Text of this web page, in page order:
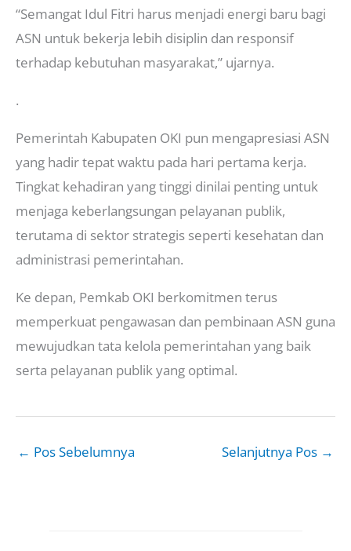
“Semangat Idul Fitri harus menjadi energi baru bagi
ASN untuk bekerja lebih disiplin dan responsif
terhadap kebutuhan masyarakat,” ujarnya.
.
Pemerintah Kabupaten OKI pun mengapresiasi ASN
yang hadir tepat waktu pada hari pertama kerja.
Tingkat kehadiran yang tinggi dinilai penting untuk
menjaga keberlangsungan pelayanan publik,
terutama di sektor strategis seperti kesehatan dan
administrasi pemerintahan.
Ke depan, Pemkab OKI berkomitmen terus
memperkuat pengawasan dan pembinaan ASN guna
mewujudkan tata kelola pemerintahan yang baik
serta pelayanan publik yang optimal.
← Pos Sebelumnya Selanjutnya Pos →